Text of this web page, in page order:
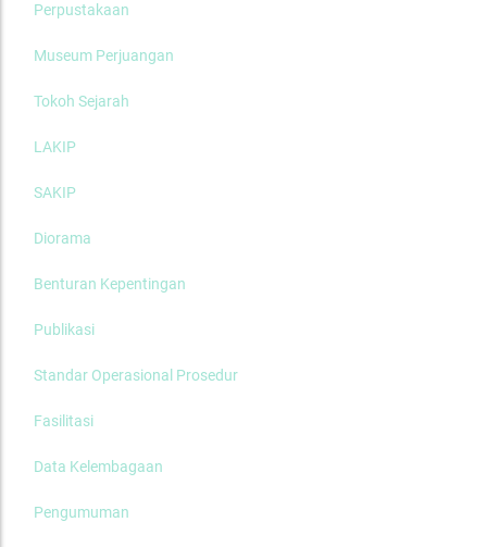
Perpustakaan
Museum Perjuangan
Tokoh Sejarah
LAKIP
SAKIP
Diorama
Benturan Kepentingan
Publikasi
Standar Operasional Prosedur
Fasilitasi
Data Kelembagaan
Pengumuman